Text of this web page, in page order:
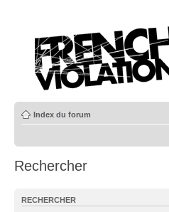
Index du forum
Rechercher
RECHERCHER